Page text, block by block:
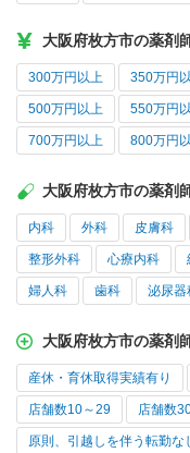
大阪府枚方市の薬剤
300万円以上 350万円
500万円以上 550万円
700万円以上 800万円
大阪府枚方市の薬剤
内科 外科 皮膚科
整形外科 心療内科
婦人科 歯科 泌尿器
大阪府枚方市の薬剤
産休・育休取得実績有り
店舗数10～29 店舗数
原則、引越しを伴う転勤な